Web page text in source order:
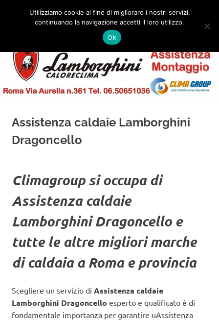
Caldaie
Lamborghini
Installazione
MENU
Assistenza caldaie Lamborghini
Dragoncello
Climagroup si occupa di
Assistenza caldaie
Lamborghini Dragoncello e
tutte le altre migliori marche
di caldaia a Roma e provincia
Scegliere un servizio di Assistenza caldaie
Lamborghini Dragoncello esperto e qualificato è di
fondamentale importanza per garantire uAssistenza
Utilizziamo cookie al fine di migliorare i nostri servizi,
continuando la navigazione accetti il loro utilizzo.
Ok